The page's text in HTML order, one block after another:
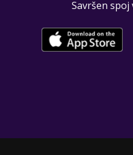
Savršen spoj